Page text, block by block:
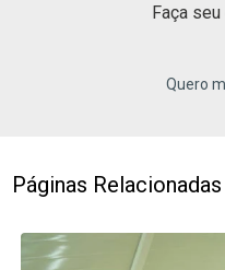
Faça
Quero
Páginas Relacionadas